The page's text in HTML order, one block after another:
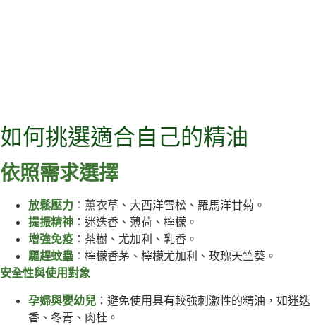
如何挑選適合自己的精油
依照需求選擇
放鬆壓力 ： 薰衣草、大西洋雪松、羅馬洋甘菊。
提振精神 ：迷迭香、薄荷、檸檬。
增強免疫 ：茶樹、尤加利、乳香。
驅趕蚊蟲 ： 檸檬香茅、檸檬尤加利、玫瑰天竺葵。
安全性與使用對象
孕婦與嬰幼兒 ：避免使用具有較強刺激性的精油，如迷迭
香、冬青、肉桂。